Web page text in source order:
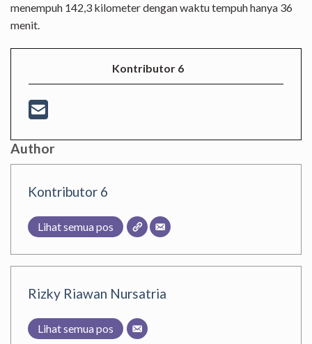
menempuh 142,3 kilometer dengan waktu tempuh hanya 36
menit.
Kontributor 6
Author
Kontributor 6
Lihat semua pos
Rizky Riawan Nursatria
Lihat semua pos